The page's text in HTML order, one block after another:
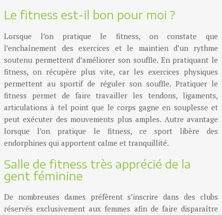
Le fitness est-il bon pour moi ?
Lorsque l’on pratique le fitness, on constate que
l’enchaînement des exercices et le maintien d’un rythme
soutenu permettent d’améliorer son souffle. En pratiquant le
fitness, on récupère plus vite, car les exercices physiques
permettent au sportif de réguler son souffle. Pratiquer le
fitness permet de faire travailler les tendons, ligaments,
articulations à tel point que le corps gagne en souplesse et
peut exécuter des mouvements plus amples. Autre avantage
lorsque l’on pratique le fitness, ce sport libère des
endorphines qui apportent calme et tranquillité.
Salle de fitness très apprécié de la
gent féminine
De nombreuses dames préfèrent s’inscrire dans des clubs
réservés exclusivement aux femmes afin de faire disparaître